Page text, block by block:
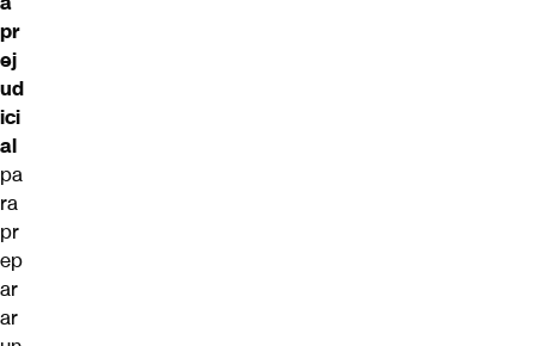
pr
ej
ud
ici
al
pa
ra
pr
ep
ar
ar